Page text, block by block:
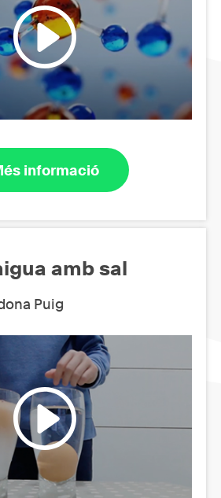
informació
amb sal
Puig